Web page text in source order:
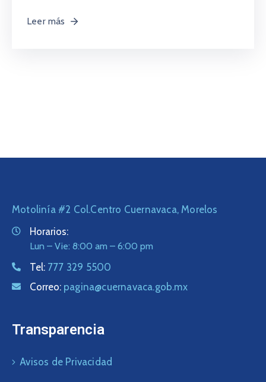
Leer más
Motolinía #2 Col.Centro Cuernavaca, Morelos
Horarios:
Lun – Vie: 8:00 am – 6:00 pm
Tel: 777 329 5500
Correo: pagina@cuernavaca.gob.mx
Transparencia
Avisos de Privacidad